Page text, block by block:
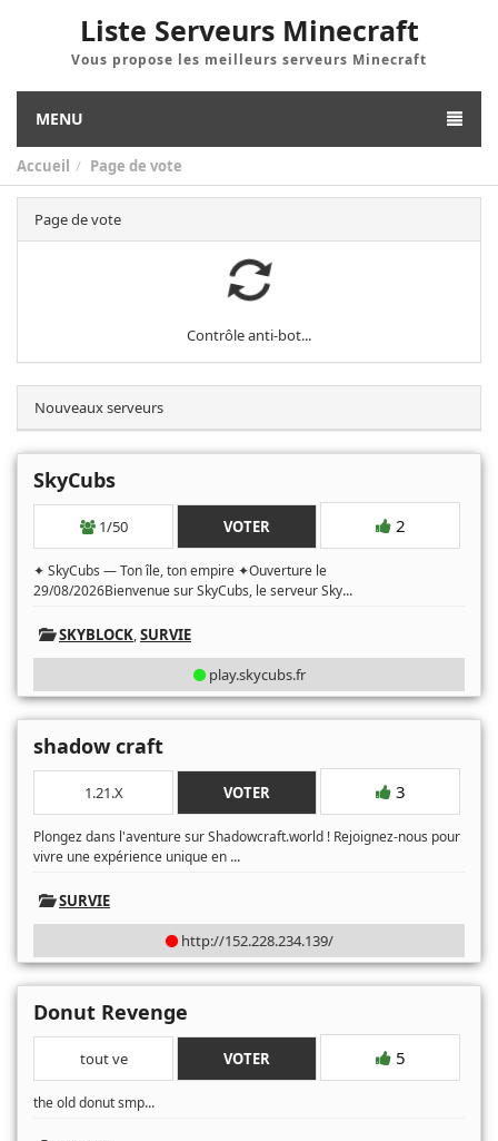
Liste Serveurs Minecraft
Vous propose les meilleurs serveurs Minecraft
MENU
Accueil Page de vote
Page de vote
Contrôle anti-bot...
Nouveaux serveurs
SkyCubs
1/50 VOTER 2
✦ SkyCubs — Ton île, ton empire ✦Ouverture le
29/08/2026Bienvenue sur SkyCubs, le serveur Sky...
SKYBLOCK,SURVIE
play.skycubs.fr
shadow craft
1.21.X VOTER 3
Plongez dans l'aventure sur Shadowcraft.world ! Rejoignez-nous pour
vivre une expérience unique en ...
SURVIE
http://152.228.234.139/
Donut Revenge
tout ve VOTER 5
the old donut smp...